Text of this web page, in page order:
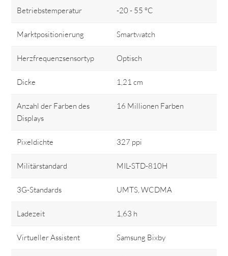
Betriebstemperatur -20 - 55 °C
Marktpositionierung Smartwatch
Herzfrequenzsensortyp Optisch
Dicke 1,21 cm
Anzahl der Farben des
Displays
16 Millionen Farben
Pixeldichte 327 ppi
Militärstandard MIL-STD-810H
3G-Standards UMTS, WCDMA
Ladezeit 1,63 h
Virtueller Assistent Samsung Bixby